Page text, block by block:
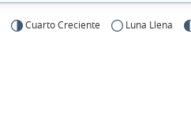
Cuarto Creciente Luna Llena